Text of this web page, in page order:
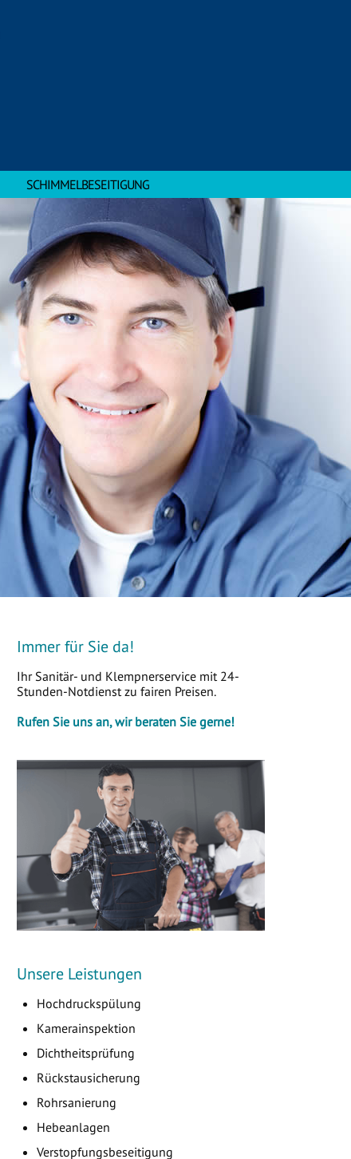
SCHIMMELBESEITIGUNG
Immer für Sie da!
Ihr Sanitär- und Klempnerservice mit 24-
Stunden-Notdienst zu fairen Preisen.
Rufen Sie uns an, wir beraten Sie gerne!
Unsere Leistungen
Hochdruckspülung
Kamerainspektion
Dichtheitsprüfung
Rückstausicherung
Rohrsanierung
Hebeanlagen
Verstopfungsbeseitigung